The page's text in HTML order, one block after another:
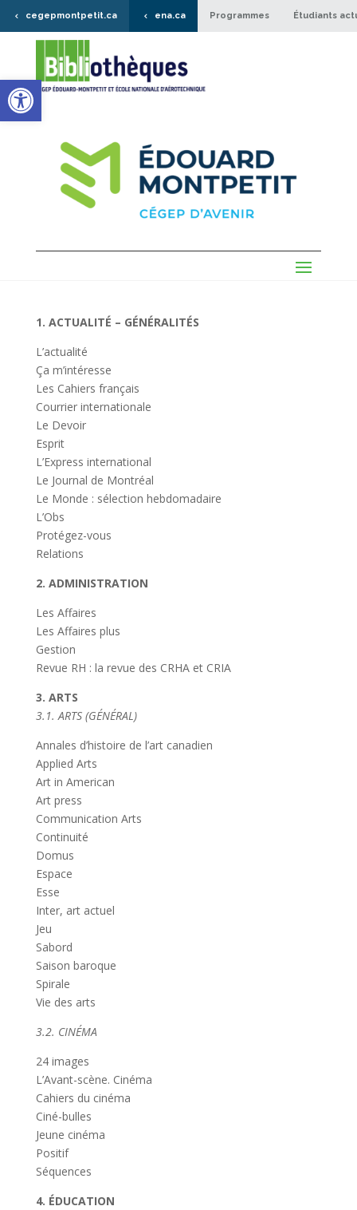
Ouvrir la barre d’outils
cegepmontpetit.ca ena.ca Programmes Étudiants
1. ACTUALITÉ – GÉNÉRALITÉS
L’actualité
Ça m’intéresse
Les Cahiers français
Courrier internationale
Le Devoir
Esprit
L’Express international
Le Journal de Montréal
Le Monde : sélection hebdomadaire
L’Obs
Protégez-vous
Relations
2. ADMINISTRATION
Les Affaires
Les Affaires plus
Gestion
Revue RH : la revue des CRHA et CRIA
3. ARTS
3.1. ARTS (GÉNÉRAL)
Annales d’histoire de l’art canadien
Applied Arts
Art in American
Art press
Communication Arts
Continuité
Domus
Espace
Esse
Inter, art actuel
Jeu
Sabord
Saison baroque
Spirale
Vie des arts
3.2. CINÉMA
24 images
L’Avant-scène. Cinéma
Cahiers du cinéma
Ciné-bulles
Jeune cinéma
Positif
Séquences
4. ÉDUCATION